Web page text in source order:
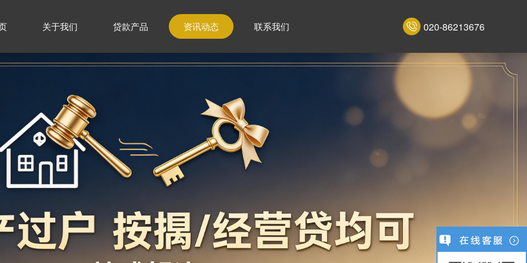
关于我们 贷款产品 资讯动态 联系我们 020-86213676